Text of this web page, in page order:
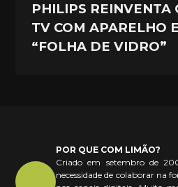
PHILIPS REINVENTA
TV COM APARELHO
“FOLHA DE VIDRO”
POR QUE COM LIMÃO?
Criado em setembro de
necessidade de colaborar na